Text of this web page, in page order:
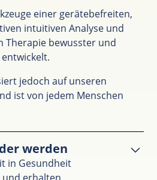
einer gerätebefreiten,
intuitiven Analyse und
bewusster und
jedoch auf unseren
ist von jedem Menschen
werden
in Gesundheit